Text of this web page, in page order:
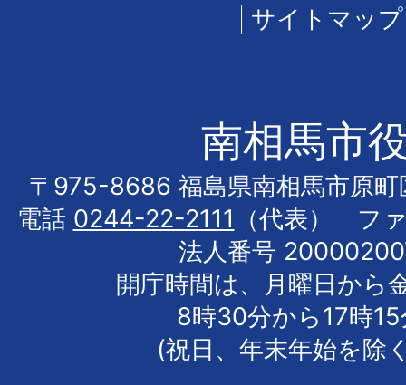
サイトマップ
南相馬市
〒975-8686 福島県南相馬市原町
電話 0244-22-2111
（代表） フ
法人番号
開庁時間は、月曜日から
8時30分から17時
(祝日、年末年始を除